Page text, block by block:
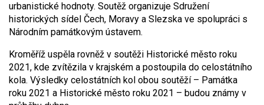
urbanistické hodnoty. Soutěž organizuje Sdružení
historických sídel Čech, Moravy a Slezska ve spolupráci s
Národním památkovým ústavem.
Kroměříž uspěla rovněž v soutěži Historické město roku
2021, kde zvítězila v krajském a postoupila do celostátního
kola. Výsledky celostátních kol obou soutěží – Památka
roku 2021 a Historické město roku 2021 – budou známy v